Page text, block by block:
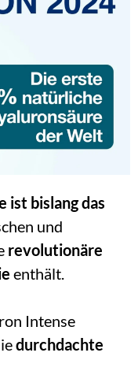
ist bislang das
und
revolutionäre
enthält.
Intense
durchdachte